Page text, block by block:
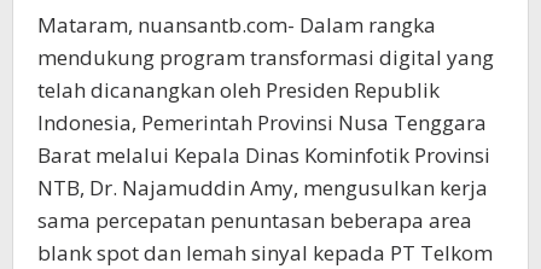
Mataram, nuansantb.com- Dalam rangka
mendukung program transformasi digital yang
telah dicanangkan oleh Presiden Republik
Indonesia, Pemerintah Provinsi Nusa Tenggara
Barat melalui Kepala Dinas Kominfotik Provinsi
NTB, Dr. Najamuddin Amy, mengusulkan kerja
sama percepatan penuntasan beberapa area
blank spot dan lemah sinyal kepada PT Telkom